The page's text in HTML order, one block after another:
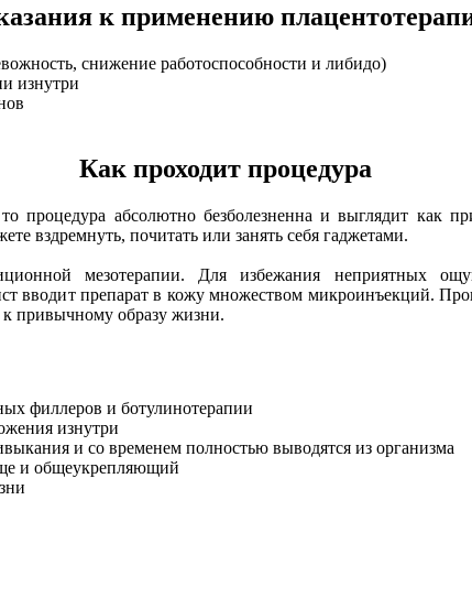
к применению
снижение работоспособности и либидо)
изнутри
Как проходит процедура
процедура абсолютно безболезненна и выглядит как
вздремнуть, почитать или занять себя гаджетами.
мезотерапии. Для избежания неприятных
вводит препарат в кожу множеством микроинъекций.
к привычному образу жизни.
филлеров и ботулинотерапии
изнутри
и со временем полностью выводятся из организма
и общеукрепляющий